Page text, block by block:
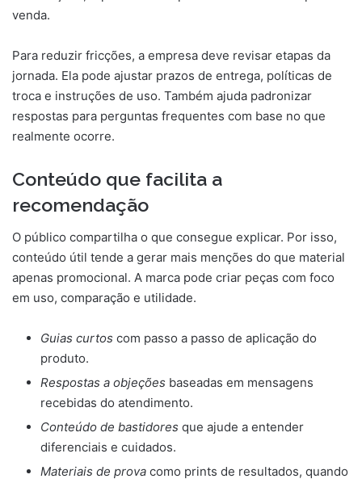
venda.
Para reduzir fricções, a empresa deve revisar etapas da
jornada. Ela pode ajustar prazos de entrega, políticas de
troca e instruções de uso. Também ajuda padronizar
respostas para perguntas frequentes com base no que
realmente ocorre.
Conteúdo que facilita a
recomendação
O público compartilha o que consegue explicar. Por isso,
conteúdo útil tende a gerar mais menções do que material
apenas promocional. A marca pode criar peças com foco
em uso, comparação e utilidade.
Guias curtos com passo a passo de aplicação do
produto.
Respostas a objeções baseadas em mensagens
recebidas do atendimento.
Conteúdo de bastidores que ajude a entender
diferenciais e cuidados.
Materiais de prova como prints de resultados, quando